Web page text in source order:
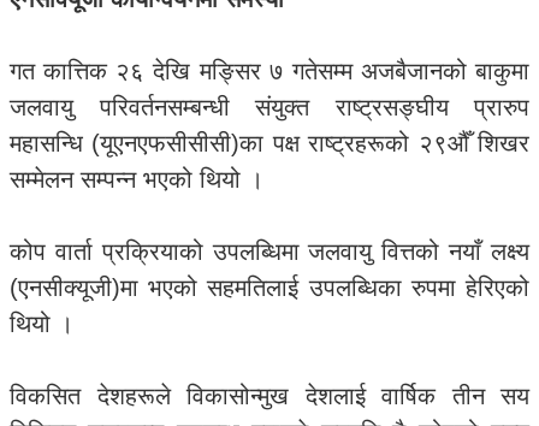
गत कात्तिक २६ देखि मङ्सिर ७ गतेसम्म अजबैजानको बाकुमा
जलवायु परिवर्तनसम्बन्धी संयुक्त राष्ट्रसङ्घीय प्रारुप
महासन्धि (यूएनएफसीसीसी)का पक्ष राष्ट्रहरूको २९औँ शिखर
सम्मेलन सम्पन्न भएको थियो ।
कोप वार्ता प्रक्रियाको उपलब्धिमा जलवायु वित्तको नयाँ लक्ष्य
(एनसीक्यूजी)मा भएको सहमतिलाई उपलब्धिका रुपमा हेरिएको
थियो ।
विकसित देशहरूले विकासोन्मुख देशलाई वार्षिक तीन सय